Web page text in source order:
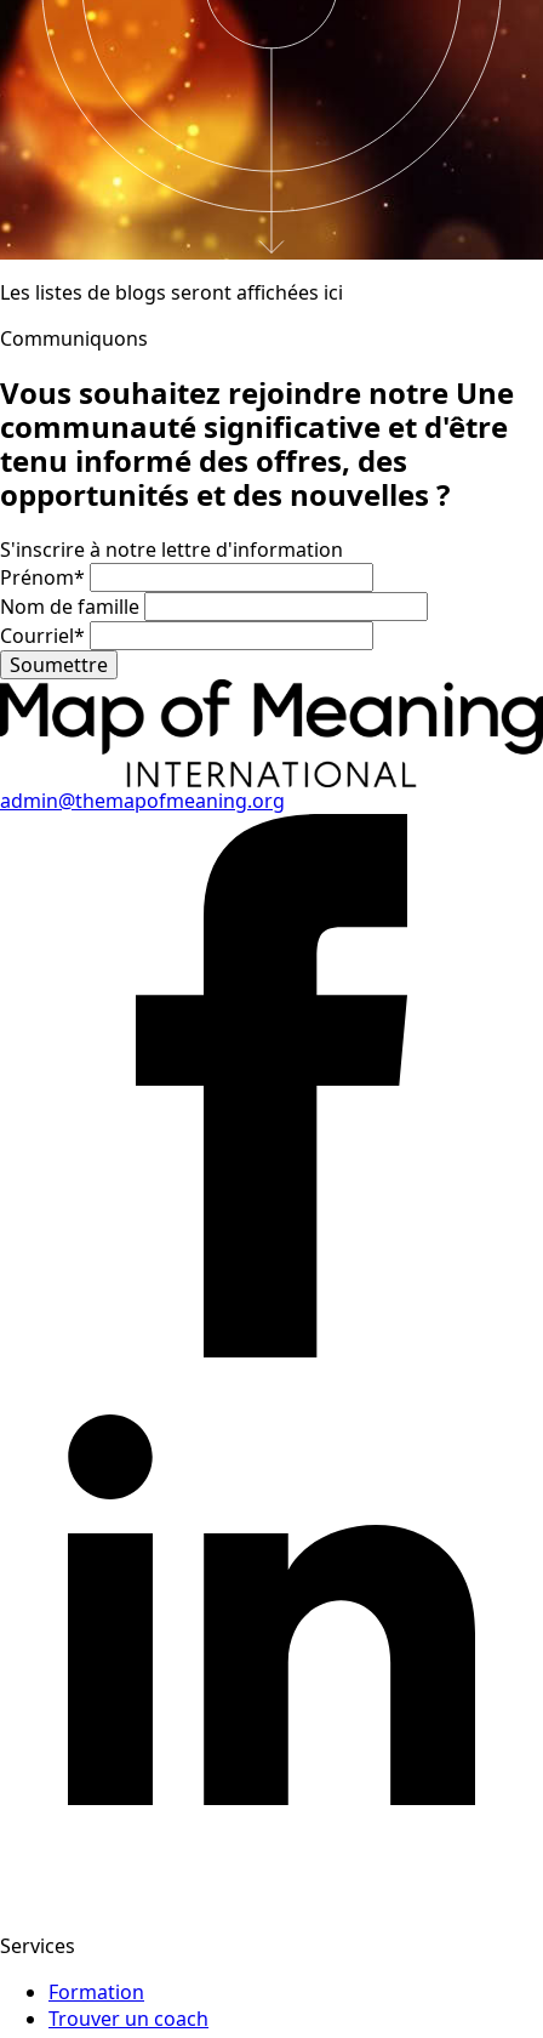
Les listes de blogs seront affichées ici
Communiquons
Vous souhaitez rejoindre notre Une
communauté significative et d'être
tenu informé des offres, des
opportunités et des nouvelles ?
S'inscrire à notre lettre d'information
Prénom*
Nom de famille
Courriel*
Soumettre
admin@themapofmeaning.org
Services
Formation
Trouver un coach